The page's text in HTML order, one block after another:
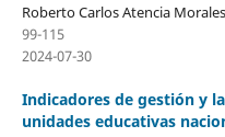
Roberto Carlos Atencia
99-115
2024-07-30
Indicadores de gestión y
unidades educativas